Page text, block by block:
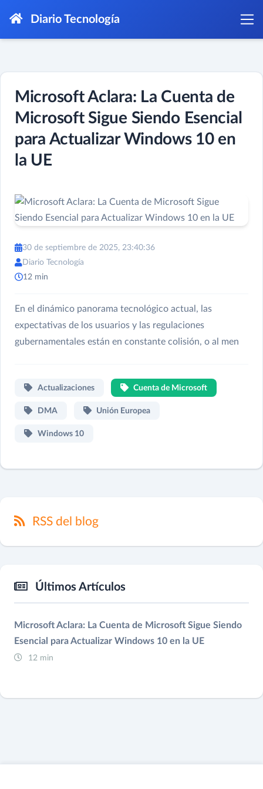
Diario Tecnología
Microsoft Aclara: La Cuenta de
Microsoft Sigue Siendo Esencial
para Actualizar Windows 10 en
la UE
30 de septiembre de 2025, 23:40:36
Diario Tecnología
12 min
En el dinámico panorama tecnológico actual, las
expectativas de los usuarios y las regulaciones
gubernamentales están en constante colisión, o al men
Actualizaciones Cuenta de Microsoft
DMA Unión Europea
Windows 10
RSS del blog
Últimos Artículos
Microsoft Aclara: La Cuenta de Microsoft Sigue Siendo
Esencial para Actualizar Windows 10 en la UE
12 min